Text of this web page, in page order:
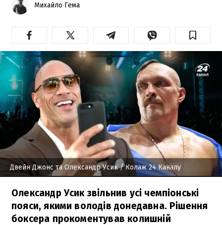
Михайло Гема
Двейн Джонс та Олександр Усик/ Колаж 24 Каналу
Олександр Усик звільнив усі чемпіонські
пояси, якими володів донедавна. Рішення
боксера прокоментував колишній